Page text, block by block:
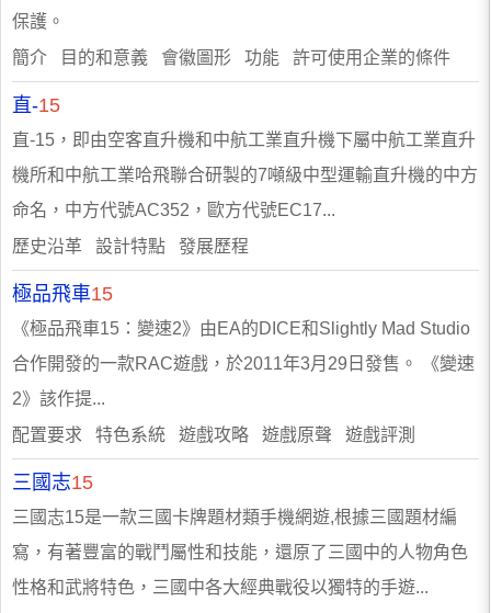
保護。
簡介 目的和意義 會徽圖形 功能 許可使用企業的條件
直-15
直-15，即由空客直升機和中航工業直升機下屬中航工業直升
機所和中航工業哈飛聯合研製的7噸級中型運輸直升機的中方
命名，中方代號AC352，歐方代號EC17...
歷史沿革 設計特點 發展歷程
極品飛車15
《極品飛車15：變速2》由EA的DICE和Slightly Mad Studio
合作開發的一款RAC遊戲，於2011年3月29日發售。 《變速
2》該作提...
配置要求 特色系統 遊戲攻略 遊戲原聲 遊戲評測
三國志15
三國志15是一款三國卡牌題材類手機網遊,根據三國題材編
寫，有著豐富的戰鬥屬性和技能，還原了三國中的人物角色
性格和武將特色，三國中各大經典戰役以獨特的手遊...